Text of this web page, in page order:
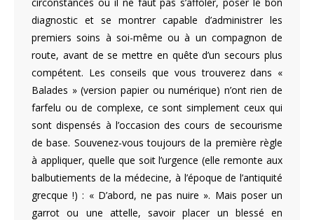
diagnostic et se montrer capable d’administrer les
premiers soins à soi-même ou à un compagnon de
route, avant de se mettre en quête d’un secours plus
compétent. Les conseils que vous trouverez dans «
Balades » (version papier ou numérique) n’ont rien de
farfelu ou de complexe, ce sont simplement ceux qui
sont dispensés à l’occasion des cours de secourisme
de base. Souvenez-vous toujours de la première règle
à appliquer, quelle que soit l’urgence (elle remonte aux
balbutiements de la médecine, à l’époque de l’antiquité
grecque !) : « D’abord, ne pas nuire ». Mais poser un
garrot ou une attelle, savoir placer un blessé en